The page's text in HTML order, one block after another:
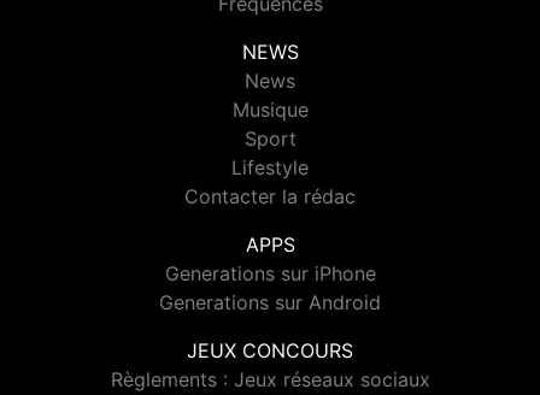
NEWS
News
Musique
Sport
Lifestyle
Contacter la rédac
APPS
Generations sur iPhone
Generations sur Android
JEUX CONCOURS
Règlements : Jeux réseaux sociaux